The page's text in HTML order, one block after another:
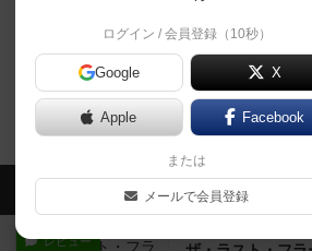
ログイン/無料会員
クリプティッドのトップ
会員の新しい
レビュー
ログイン / 会員登録（10秒）
Google X
Apple Facebook
または
メールで会員登録